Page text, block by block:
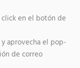
click en el botón de
aprovecha el pop-
de correo